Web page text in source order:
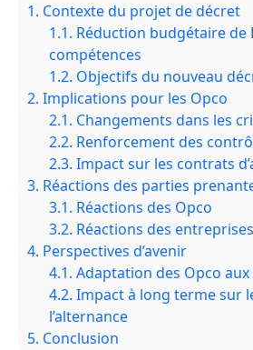
1. Contexte du projet de décret
1.1. Réduction budgétaire de
compétences
1.2. Objectifs du nouveau
2. Implications pour les Opco
2.1. Changements dans les
2.2. Renforcement des
2.3. Impact sur les contrats
3. Réactions des parties
3.1. Réactions des Opco
3.2. Réactions des
4. Perspectives d’avenir
4.1. Adaptation des Opco
4.2. Impact à long terme sur
l’alternance
5. Conclusion